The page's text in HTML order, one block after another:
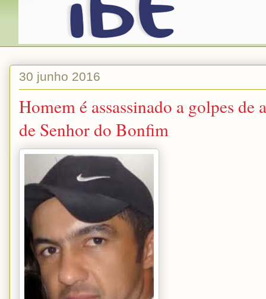
30 junho 2016
Homem é assassinado a golpes
de Senhor do Bonfim